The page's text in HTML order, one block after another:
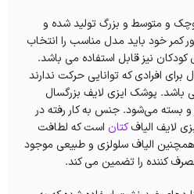
و متوسط و بزرگ تولید شده و
کمر خود باید مدل مناسب را انتخاب
کودکان نیز قابل استفاده می باشد.
افرادی که توانایی حرکت ندارند
باشد. پوشک ایزی لایف بزرگسال
و بسته می‌شود. جنس به کار رفته در
لایف الیافکتان است که لطافت
الیاف سلولزی و طبیعی موجود
کننده را تضمین می کند.